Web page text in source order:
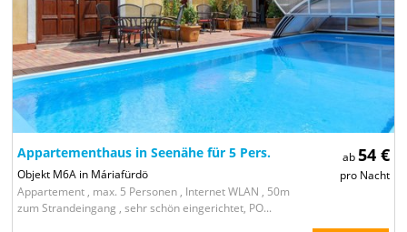
ab54 €
pro Nacht
Appartementhaus in Seenähe für 5 Pers.
Objekt M6A in Máriafürdö
Appartement , max. 5 Personen , Internet WLAN , 50m
zum Strandeingang , sehr schön eingerichtet, PO...